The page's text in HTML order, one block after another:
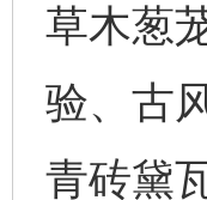
草木葱
验、古
青砖黛